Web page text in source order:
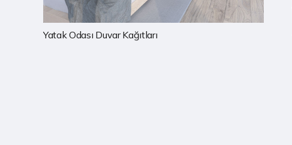
Çocuk Odası Duvar Kağıtları